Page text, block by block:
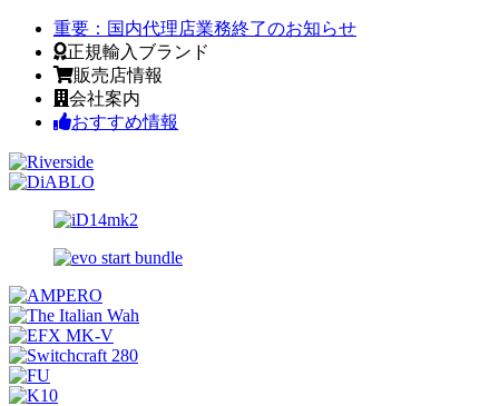
重要： 国内代理店業務終了のお知らせ
正規輸入ブランド
販売店情報
会社案内
おすすめ情報